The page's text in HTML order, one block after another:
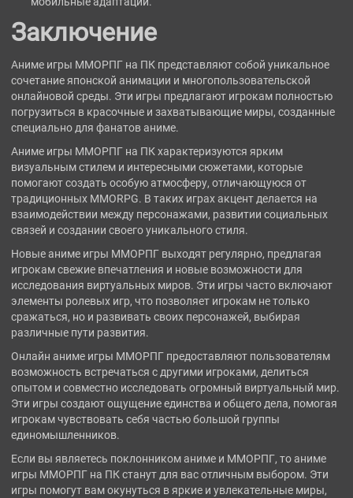
Заключение
Аниме игры ММОРПГ на ПК представляют собой уникальное
сочетание японской анимации и многопользовательской
онлайновой среды. Эти игры предлагают игрокам полностью
погрузиться в красочные и захватывающие миры, созданные
специально для фанатов аниме.
Аниме игры ММОРПГ на ПК характеризуются ярким
визуальным стилем и интересными сюжетами, которые
помогают создать особую атмосферу, отличающуюся от
традиционных MMORPG. В таких играх акцент делается на
взаимодействии между персонажами, развитии социальных
связей и создании своего уникального стиля.
Новые аниме игры ММОРПГ выходят регулярно, предлагая
игрокам свежие впечатления и новые возможности для
исследования виртуальных миров. Эти игры часто включают
элементы ролевых игр, что позволяет игрокам не только
сражаться, но и развивать своих персонажей, выбирая
различные пути развития.
Онлайн аниме игры ММОРПГ предоставляют пользователям
возможность встречаться с другими игроками, делиться
опытом и совместно исследовать огромный виртуальный мир.
Эти игры создают ощущение единства и общего дела, помогая
игрокам чувствовать себя частью большой группы
единомышленников.
Если вы являетесь поклонником аниме и ММОРПГ, то аниме
игры ММОРПГ на ПК станут для вас отличным выбором. Эти
игры помогут вам окунуться в яркие и увлекательные миры,